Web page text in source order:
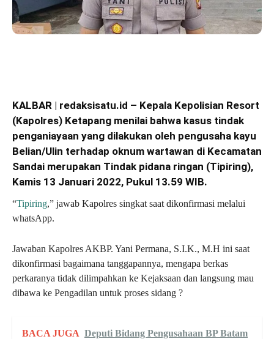
KALBAR | redaksisatu.id – Kepala Kepolisian Resort
(Kapolres) Ketapang menilai bahwa kasus tindak
penganiayaan yang dilakukan oleh pengusaha kayu
Belian/Ulin terhadap oknum wartawan di Kecamatan
Sandai merupakan Tindak pidana ringan (Tipiring),
Kamis 13 Januari 2022, Pukul 13.59 WIB.
“Tipiring,” jawab Kapolres singkat saat dikonfirmasi melalui
whatsApp.
Jawaban Kapolres AKBP. Yani Permana, S.I.K., M.H ini saat
dikonfirmasi bagaimana tanggapannya, mengapa berkas
perkaranya tidak dilimpahkan ke Kejaksaan dan langsung mau
dibawa ke Pengadilan untuk proses sidang ?
BACA JUGA Deputi Bidang Pengusahaan BP Batam